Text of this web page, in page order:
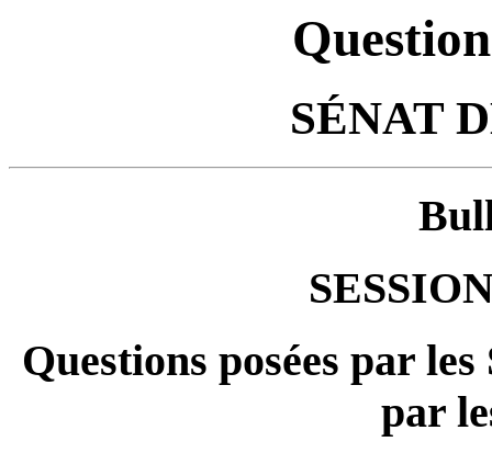
SÉNAT
Questions posées par
par